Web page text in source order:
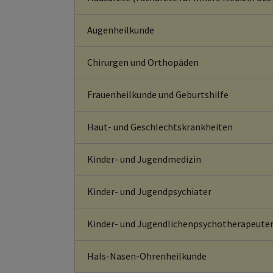
Augenheilkunde
Chirurgen und Orthopäden
Frauenheilkunde und Geburtshilfe
Haut- und Geschlechtskrankheiten
Kinder- und Jugendmedizin
Kinder- und Jugendpsychiater
Kinder- und
Hals-Nasen-Ohrenheilkunde